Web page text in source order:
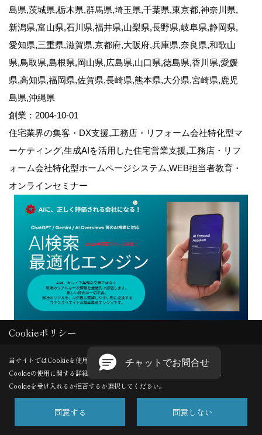
島県,茨城県,栃木県,群馬県,埼玉県,千葉県,東京都,神奈川県,
新潟県,富山県,石川県,福井県,山梨県,長野県,岐阜県,静岡県,
愛知県,三重県,滋賀県,京都府,大阪府,兵庫県,奈良県,和歌山
県,鳥取県,島根県,岡山県,広島県,山口県,徳島県,香川県,愛媛
県,高知県,福岡県,佐賀県,長崎県,熊本県,大分県,宮崎県,鹿児
島県,沖縄県
創業：2004-10-01
住宅業界の集客・DX支援,工務店・リフォーム会社特化型マ
ーケティング,生成AIを活用した住宅営業支援,工務店・リフ
ォーム会社特化型ホームページシステム,WEB担当者教育・
オンラインセミナー
Copyright (c) GODDESS CREATE. All Rights Reserved.
Produced byゴデスクリエイト
Cookieポリシー
当サイトではCookieを使用します。
Cookieの使用に関する詳細は 「プライバシーポリシー
」をご覧ください。
Cookieを受け入れるか拒否するか選択してください。
同意する 同意しない